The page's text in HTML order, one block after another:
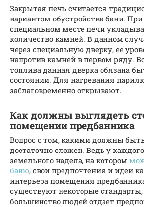
Закрытая печь считается
вариантом обустройства бани.
специальном месте печи
количество камней. В данном
через специальную дверку, ее
напротив камней в первом ряду.
топлива данная дверка обязана
состоянии. Для нагревания
заблаговременно открывают.
Как должны выглядеть
помещении предбанника
Вопрос о том, какими должны
достаточно сложен. Ведь у
земельного надела, на котором
баню, свои предпочтения и идеи
интерьера помещения
существуют некоторые
большинство людей отдает